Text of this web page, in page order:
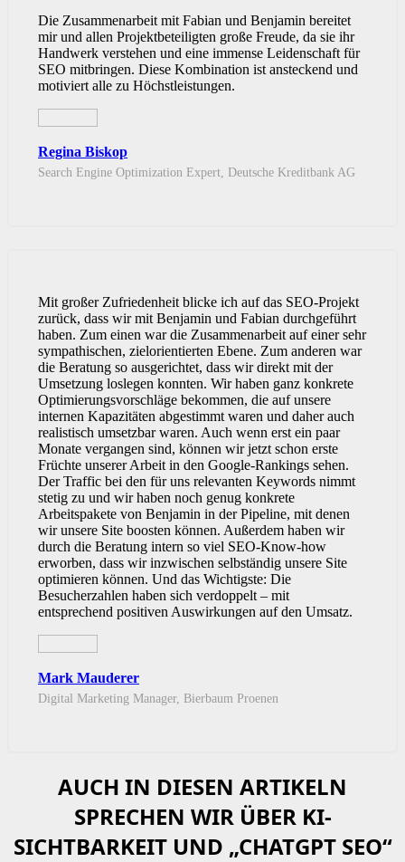
Die Zusammenarbeit mit Fabian und Benjamin bereitet
mir und allen Projektbeteiligten große Freude, da sie ihr
Handwerk verstehen und eine immense Leidenschaft für
SEO mitbringen. Diese Kombination ist ansteckend und
motiviert alle zu Höchstleistungen.
Regina Biskop
Search Engine Optimization Expert, Deutsche Kreditbank AG
Mit großer Zufriedenheit blicke ich auf das SEO-Projekt
zurück, dass wir mit Benjamin und Fabian durchgeführt
haben. Zum einen war die Zusammenarbeit auf einer sehr
sympathischen, zielorientierten Ebene. Zum anderen war
die Beratung so ausgerichtet, dass wir direkt mit der
Umsetzung loslegen konnten. Wir haben ganz konkrete
Optimierungsvorschläge bekommen, die auf unsere
internen Kapazitäten abgestimmt waren und daher auch
realistisch umsetzbar waren. Auch wenn erst ein paar
Monate vergangen sind, können wir jetzt schon erste
Früchte unserer Arbeit in den Google-Rankings sehen.
Der Traffic bei den für uns relevanten Keywords nimmt
stetig zu und wir haben noch genug konkrete
Arbeitspakete von Benjamin in der Pipeline, mit denen
wir unsere Site boosten können. Außerdem haben wir
durch die Beratung intern so viel SEO-Know-how
erworben, dass wir inzwischen selbständig unsere Site
optimieren können. Und das Wichtigste: Die
Besucherzahlen haben sich verdoppelt – mit
entsprechend positiven Auswirkungen auf den Umsatz.
Mark Mauderer
Digital Marketing Manager, Bierbaum Proenen
AUCH IN DIESEN ARTIKELN
SPRECHEN WIR ÜBER KI-
SICHTBARKEIT UND „CHATGPT SEO“